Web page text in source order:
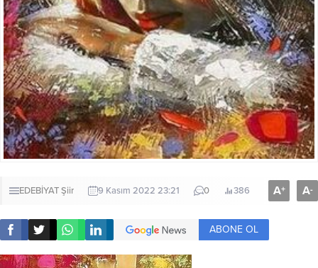
EDEBİYATŞiir 9 Kasım 2022 23:21 0 386 A+ A-
ABONE OL